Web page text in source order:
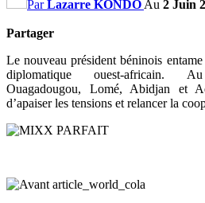
ParLazarre KONDO Au 2 Juin
Partager
Le nouveau président béninois
diplomatique ouest-africain.
Ouagadougou, Lomé, Abidjan et
d’apaiser les tensions et relancer la